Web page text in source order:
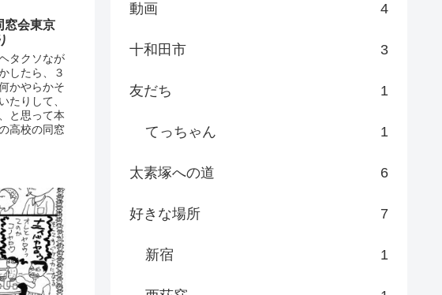
窓会東京
タクソなが
したら、３
かやらかそ
たりして、
と思って本
高校の同窓
動画 4
十和田市 3
友だち 1
てっちゃん 1
太素塚への道 6
好きな場所 7
新宿 1